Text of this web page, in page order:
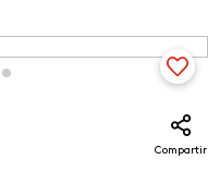
Compartir